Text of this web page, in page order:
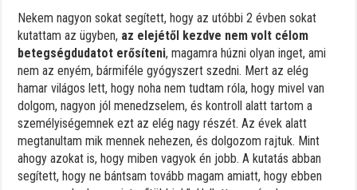
Nekem nagyon sokat segített, hogy az utóbbi 2 évben sokat
kutattam az ügyben, az elejétől kezdve nem volt célom
betegségdudatot erősíteni, magamra húzni olyan inget, ami
nem az enyém, bármiféle gyógyszert szedni. Mert az elég
hamar világos lett, hogy noha nem tudtam róla, hogy mivel van
dolgom, nagyon jól menedzselem, és kontroll alatt tartom a
személyiségemnek ezt az elég nagy részét. Az évek alatt
megtanultam mik mennek nehezen, és dolgozom rajtuk. Mint
ahogy azokat is, hogy miben vagyok én jobb. A kutatás abban
segített, hogy ne bántsam tovább magam amiatt, hogy ebben